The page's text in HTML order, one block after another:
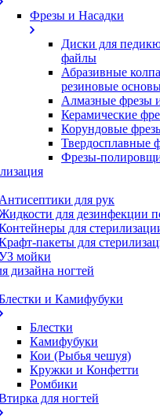
Фрезы и Насадки
Диски для
файлы
Абразивные
резиновые
Алмазные фрезы
Керамические
Корундовые
Твердосплавные
Фрезы-
Антисептики для рук
для дезинфекции
для
пакеты для
мойки
дизайна ногтей
и Камифубуки
Блестки
Камифубуки
Кои (Рыбья чешуя)
Кружки и Конфетти
Ромбики
для ногтей